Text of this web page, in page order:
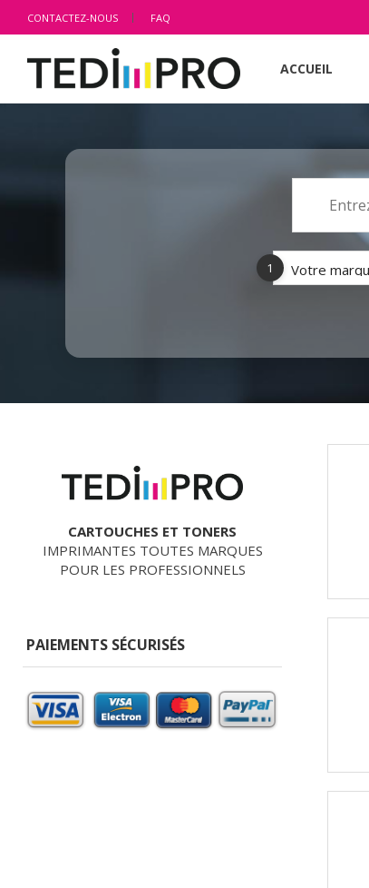
CONTACTEZ-NOUS FAQ
ACCUEIL
1
CARTOUCHES ET TONERS
IMPRIMANTES TOUTES MARQUES
POUR LES PROFESSIONNELS
PAIEMENTS SÉCURISÉS